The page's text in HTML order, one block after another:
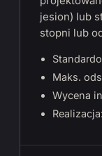
jesion) lub
stopni lub
Maks.
Wycena